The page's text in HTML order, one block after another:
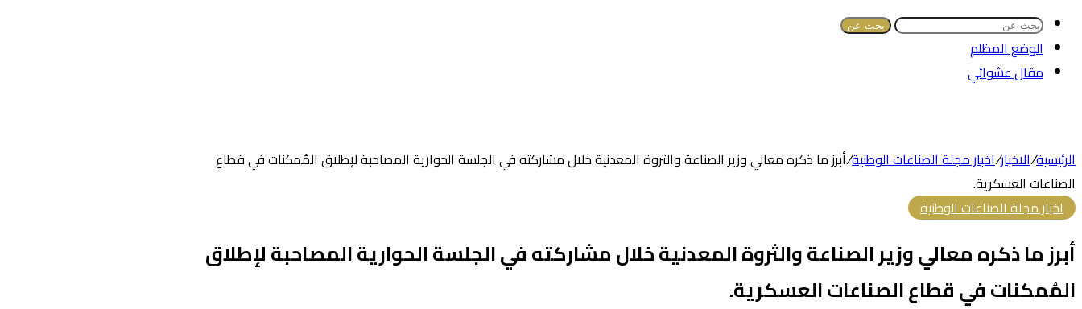
بحث عن
الوضع المظلم
مقال عشوائي
الرئيسية/الاخبار/اخبار مجلة الصناعات الوطنية/أبرز ما ذكره معالي وزير الصناعة والثروة المعدنية خلال مشاركته في الجلسة الحوارية المصاحبة لإطلاق المُمكنات في قطاع
الصناعات العسكرية.
اخبار مجلة الصناعات الوطنية
أبرز ما ذكره معالي وزير الصناعة والثروة المعدنية خلال مشاركته في الجلسة الحوارية المصاحبة لإطلاق
المُمكنات في قطاع الصناعات العسكرية.